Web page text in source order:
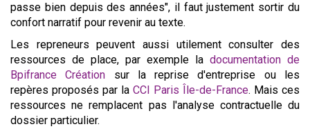
passe bien depuis des années", il faut justement sortir du
confort narratif pour revenir au texte.
Les repreneurs peuvent aussi utilement consulter des
ressources de place, par exemple la documentation de
Bpifrance Création sur la reprise d'entreprise ou les
repères proposés par la CCI Paris Île-de-France. Mais ces
ressources ne remplacent pas l'analyse contractuelle du
dossier particulier.